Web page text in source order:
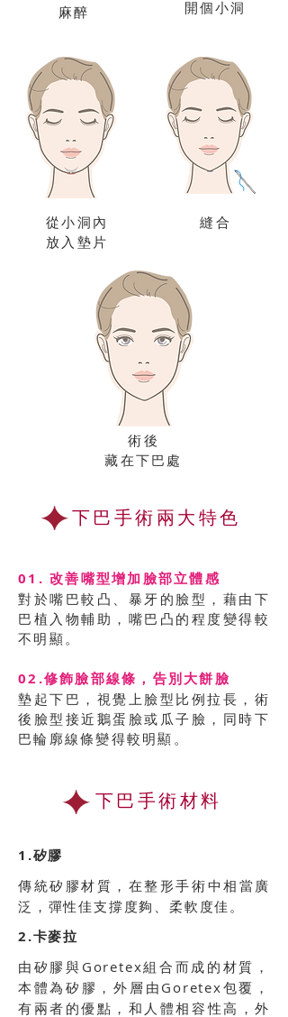
麻醉
開個小洞
從小洞內
放入墊片
縫合
術後
藏在下巴處
下巴手術兩大特色
01. 改善嘴型增加臉部立體感
對於嘴巴較凸、暴牙的臉型，藉由下
巴植入物輔助，嘴巴凸的程度變得較
不明顯。
02.修飾臉部線條，告別大餅臉
墊起下巴，視覺上臉型比例拉長，術
後臉型接近鵝蛋臉或瓜子臉，同時下
巴輪廓線條變得較明顯。
下巴手術材料
1.矽膠
傳統矽膠材質，在整形手術中相當廣
泛，彈性佳支撐度夠、柔軟度佳。
2.卡麥拉
由矽膠與Goretex組合而成的材質，
本體為矽膠，外層由Goretex包覆，
有兩者的優點，和人體相容性高，外